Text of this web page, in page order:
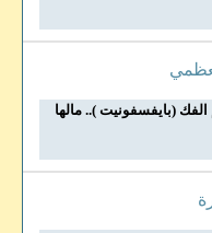
(بايفسفونيت ).. مالها...